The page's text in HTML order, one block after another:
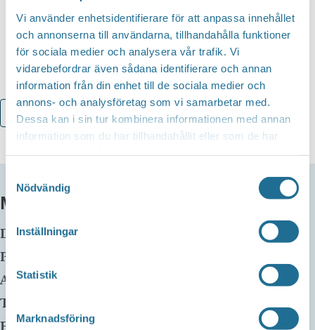
Vi använder enhetsidentifierare för att anpassa innehållet
och annonserna till användarna, tillhandahålla funktioner
för sociala medier och analysera vår trafik. Vi
vidarebefordrar även sådana identifierare och annan
information från din enhet till de sociala medier och
annons- och analysföretag som vi samarbetar med.
Dessa kan i sin tur kombinera informationen med annan
information som du har tillhandahållit eller som de har
Nödvändig
Inställningar
Statistik
Marknadsföring
Lägg till i kalender
MER INFO
Datum: 11 mars, 2024
Plats:
Adress:
Telefon:
E-mail: